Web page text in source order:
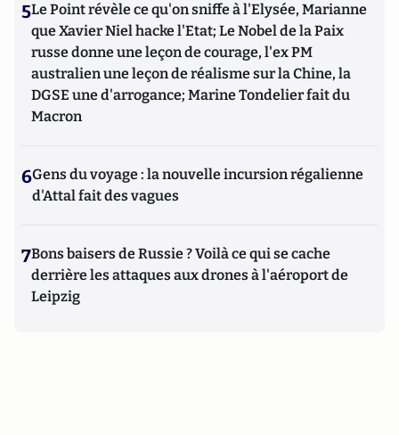
5Le Point révèle ce qu'on sniffe à l'Elysée, Marianne
que Xavier Niel hacke l'Etat; Le Nobel de la Paix
russe donne une leçon de courage, l'ex PM
australien une leçon de réalisme sur la Chine, la
DGSE une d'arrogance; Marine Tondelier fait du
Macron
6Gens du voyage : la nouvelle incursion régalienne
d'Attal fait des vagues
7Bons baisers de Russie ? Voilà ce qui se cache
derrière les attaques aux drones à l'aéroport de
Leipzig